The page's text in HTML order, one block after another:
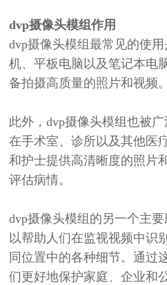
dvp摄像头模组作用
dvp摄像头模组最常见的使
机、平板电脑以及笔记本电
备拍摄高质量的照片和视频。
此外，dvp摄像头模组也被广
在手术室、诊所以及其他医
和护士提供高清晰度的照片
评估病情。
dvp摄像头模组的另一个主
以帮助人们在监视视频中识
同位置中的各种细节。通过
们更好地保护家庭、企业和